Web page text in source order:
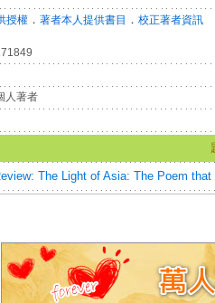
授權． 著者本人提供書目 ． 校正著者資訊
人著者
The Light of Asia: The Poem